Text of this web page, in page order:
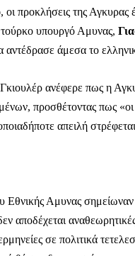
οι προκλήσεις της
τούρκο υπουργό Αμυνας,
αντέδρασε άμεσα το
ανέφερε πως η
προσθέτοντας πως
απειλή
Εθνικής Αμυνας
σε πολιτικά